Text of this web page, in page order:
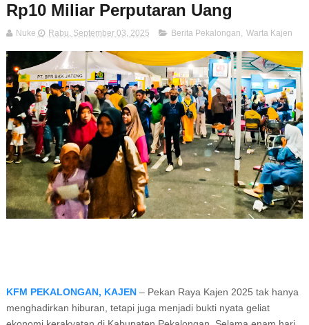
Rp10 Miliar Perputaran Uang
Nuke Rabu, September 03, 2025 Berita Pekalongan, Warta Kajen
KFM PEKALONGAN, KAJEN– Pekan Raya Kajen 2025 tak hanya
menghadirkan hiburan, tetapi juga menjadi bukti nyata geliat